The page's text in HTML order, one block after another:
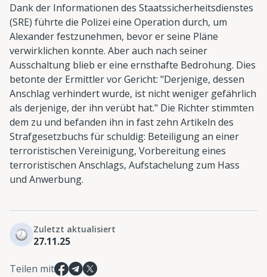
Dank der Informationen des Staatssicherheitsdienstes
(SRE) führte die Polizei eine Operation durch, um
Alexander festzunehmen, bevor er seine Pläne
verwirklichen konnte. Aber auch nach seiner
Ausschaltung blieb er eine ernsthafte Bedrohung. Dies
betonte der Ermittler vor Gericht: "Derjenige, dessen
Anschlag verhindert wurde, ist nicht weniger gefährlich
als derjenige, der ihn verübt hat." Die Richter stimmten
dem zu und befanden ihn in fast zehn Artikeln des
Strafgesetzbuchs für schuldig: Beteiligung an einer
terroristischen Vereinigung, Vorbereitung eines
terroristischen Anschlags, Aufstachelung zum Hass
und Anwerbung.
Zuletzt aktualisiert
27.11.25
Teilen mit